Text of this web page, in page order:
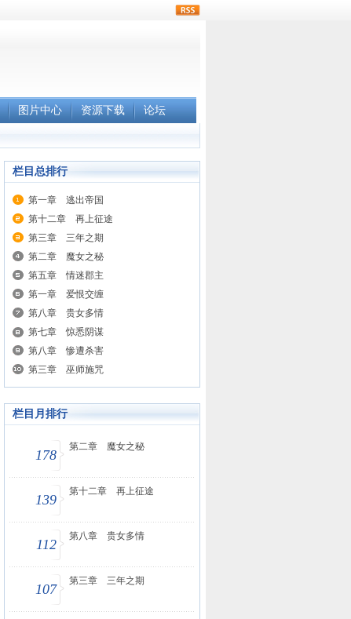
图片中心 资源下载 论坛
栏目总排行
第一章 逃出帝国
第十二章 再上征途
第三章 三年之期
第二章 魔女之秘
第五章 情迷郡主
第一章 爱恨交缠
第八章 贵女多情
第七章 惊悉阴谋
第八章 惨遭杀害
第三章 巫师施咒
栏目月排行
178
第二章 魔女之秘
139
第十二章 再上征途
112
第八章 贵女多情
107
第三章 三年之期